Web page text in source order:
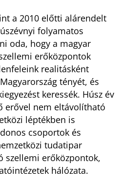
a 2010 előtti alárendelt
folyamatos
oda, hogy a magyar
erőközpontok
realitásként
tényét, és
keressék. Húsz év
erővel nem eltávolítható
léptékben is
csoportok és
tudatipar
szellemi erőközpontok,
hálózata.